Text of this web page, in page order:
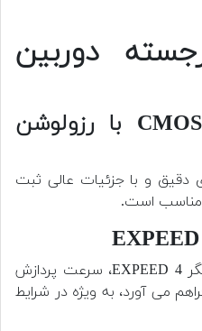
دوربین
1. سنسور CMOS APS-C با رزولوشن
دقیق و با جزئیات عالی ثبت
مناسب است.
با پردازشگر EXPEED 4، سرعت پردازش
می آورد، به ویژه در شرایط